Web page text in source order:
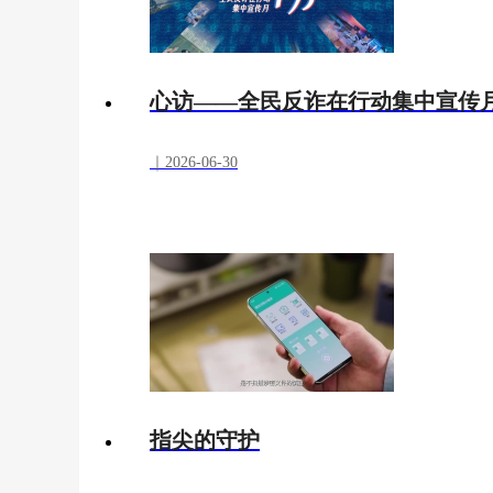
心访——全民反诈在行动集中宣传
｜2026-06-30
指尖的守护